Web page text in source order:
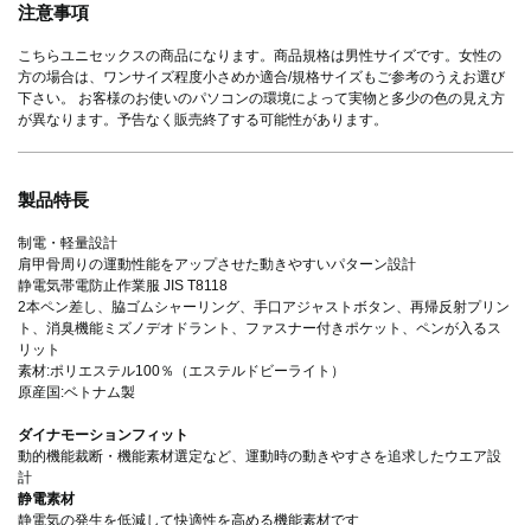
注意事項
こちらユニセックスの商品になります。商品規格は男性サイズです。女性の
方の場合は、ワンサイズ程度小さめか適合/規格サイズもご参考のうえお選び
下さい。 お客様のお使いのパソコンの環境によって実物と多少の色の見え方
が異なります。予告なく販売終了する可能性があります。
製品特長
制電・軽量設計
肩甲骨周りの運動性能をアップさせた動きやすいパターン設計
静電気帯電防止作業服 JIS T8118
2本ペン差し、脇ゴムシャーリング、手口アジャストボタン、再帰反射プリン
ト、消臭機能ミズノデオドラント、ファスナー付きポケット、ペンが入るス
リット
素材:ポリエステル100％（エステルドビーライト）
原産国:ベトナム製
ダイナモーションフィット
動的機能裁断・機能素材選定など、運動時の動きやすさを追求したウエア設
計
静電素材
静電気の発生を低減して快適性を高める機能素材です